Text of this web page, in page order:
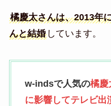
橘慶太さんは、2013年
んと結婚しています。
w-indsで人気の橘慶
に影響してテレビ出